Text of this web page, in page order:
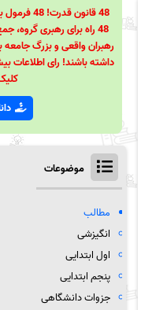
48 قانون
رهبران واقعی و بزرگ جامعه
داشته باشند! رای اطلاعات
موضوعات
مطالب
انگیزشی
اول ابتدایی
پنجم ابتدایی
جزوات دانشگاهی